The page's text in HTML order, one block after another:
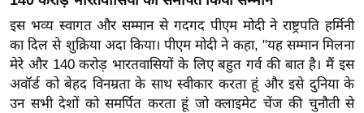
रं
ज
न
ज
ग
इस भव्य स्वागत और सम्मान से गदगद पीएम मोदी ने राष्ट्रपति हर्मिनी
का दिल से शुक्रिया अदा किया। पीएम मोदी ने कहा, "यह सम्मान मिलना
मेरे और 140 करोड़ भारतवासियों के लिए बहुत गर्व की बात है। मैं इस
अवॉर्ड को बेहद विनम्रता के साथ स्वीकार करता हूं और इसे दुनिया के
उन सभी देशों को समर्पित करता हूं जो क्लाइमेट चेंज की चुनौती से